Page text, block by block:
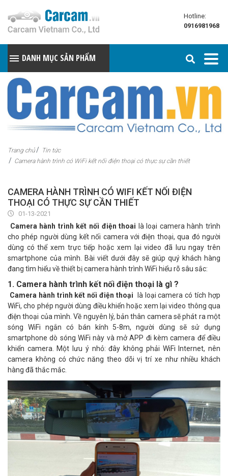
Hotline:
0916981968
DANH MỤC SẢN PHẨM
Trang chủ
Tin tức
Camera hành trình có WiFi kết nối điện thoại có thực sự cần thiết
CAMERA HÀNH TRÌNH CÓ WIFI KẾT NỐI ĐIỆN
THOẠI CÓ THỰC SỰ CẦN THIẾT
01-13-2021
Camera hành trình kết nối điện thoai là loại camera hành trình
cho phép người dùng kết nối camera với điện thoại, qua đó người
dùng có thể xem trực tiếp hoặc xem lại video đã lưu ngay trên
smartphone của mình. Bài viết dưới đây sẽ giúp quý khách hàng
đang tìm hiểu về thiết bị camera hành trình WiFi hiểu rõ sâu sắc:
1. Camera hành trình kết nối điện thoại là gì ?
Camera hành trình kết nối điện thoại
là loại camera có tích hợp
WiFi, cho phép người dùng điều khiển hoặc xem lại video thông qua
điện thoại của mình. Về nguyên lý, bản thân camera sẽ phát ra một
sóng WiFi ngắn có bán kính 5-8m, người dùng sẽ sử dụng
smartphone dò sóng WiFi này và mở APP đi kèm camera để điều
khiển camera. Một lưu ý nhỏ: đây không phải WiFi Internet, nên
camera không có chức năng theo dõi vị trí xe như nhiều khách
hàng đã thắc mắc.